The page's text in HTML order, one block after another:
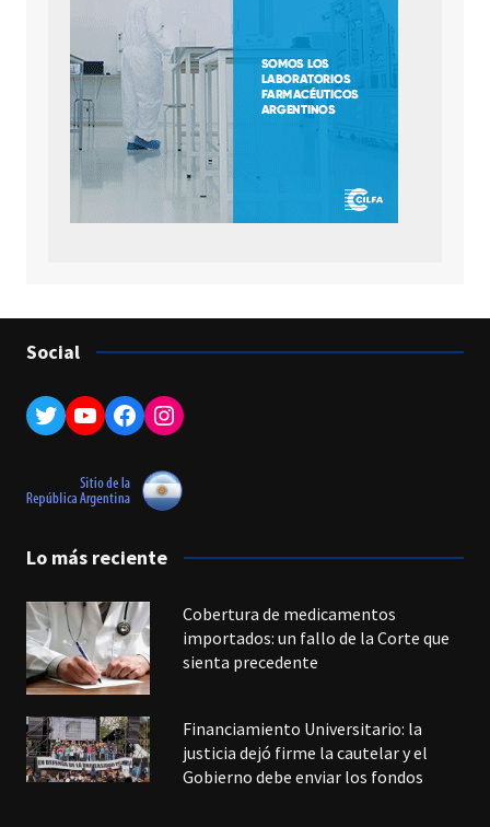
Social
Twitter
YouTube
Facebook
Instagram
Lo más reciente
Cobertura de medicamentos
importados: un fallo de la Corte que
sienta precedente
Financiamiento Universitario: la
justicia dejó firme la cautelar y el
Gobierno debe enviar los fondos